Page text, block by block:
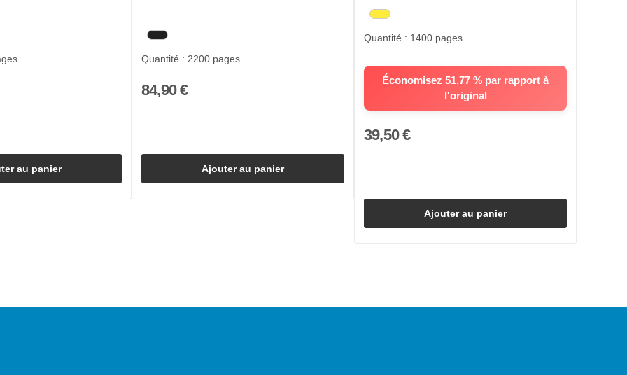
au panier
Quantité : 2200 pages
84,90 €
Ajouter au panier
Économisez 51,77 % par rapport à
l'original
Quantité : 1400 pages
39,50 €
Ajouter au panier